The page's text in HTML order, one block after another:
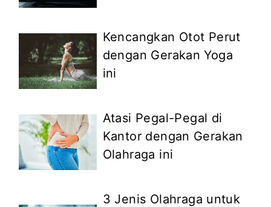
Kencangkan Otot Perut
dengan Gerakan Yoga
ini
Atasi Pegal-Pegal di
Kantor dengan Gerakan
Olahraga ini
3 Jenis Olahraga untuk